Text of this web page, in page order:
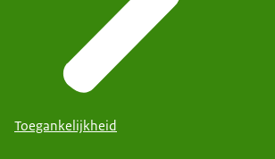
Toegankelijkheid